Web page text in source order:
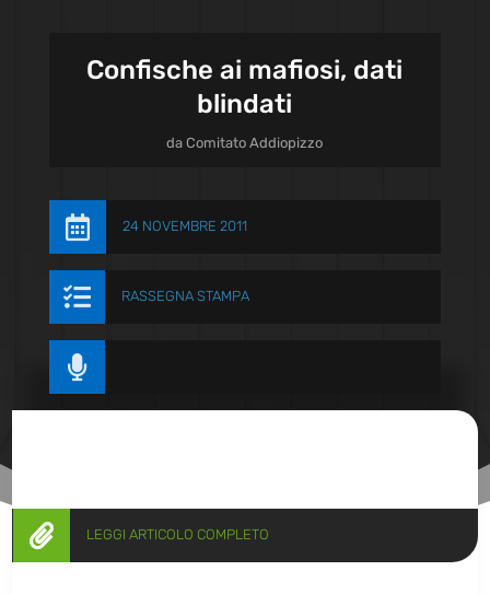
Confische ai mafiosi, dati
blindati
daComitato Addiopizzo
 24 NOVEMBRE 2011
 RASSEGNA STAMPA

 LEGGI ARTICOLO COMPLETO